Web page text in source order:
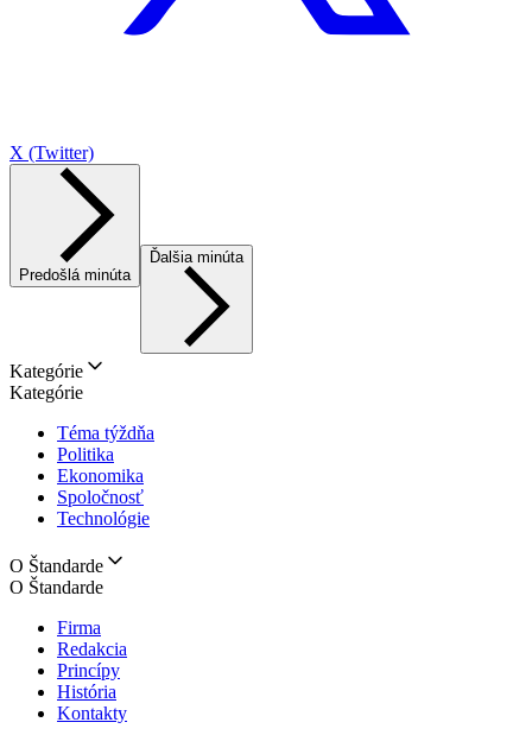
X (Twitter)
Predošlá minúta
Ďalšia minúta
Kategórie
Kategórie
Téma týždňa
Politika
Ekonomika
Spoločnosť
Technológie
O Štandarde
O Štandarde
Firma
Redakcia
Princípy
História
Kontakty